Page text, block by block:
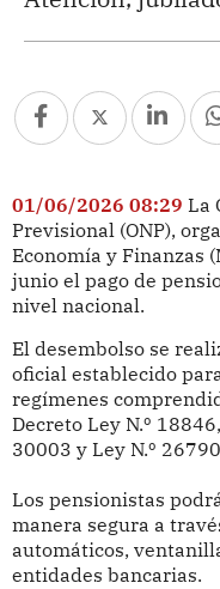
01/06/2026 08:29 La
Previsional (ONP),
Economía y Finanzas
junio el pago de
nivel nacional.
El desembolso se
oficial establecido
regímenes
Decreto Ley N.º
30003 y Ley N.º
Los pensionistas
manera segura a
automáticos,
entidades bancarias.